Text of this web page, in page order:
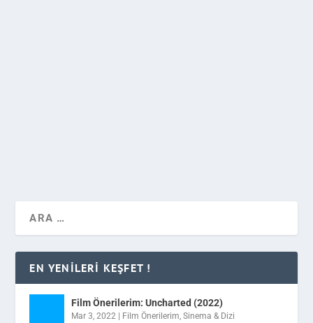
EN YENILERI KEŞFET !
Film Önerilerim: Uncharted (2022)
Mar 3, 2022 Film Önerilerim,Sinema & Dizi